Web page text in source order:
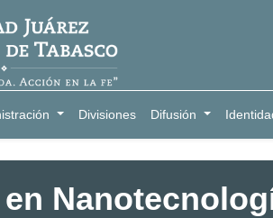
Divisiones Difusión